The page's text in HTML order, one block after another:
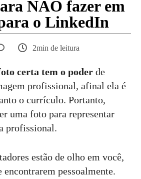
NÃO fazer em
o LinkedIn
2min de leitura
certa tem o poder de
profissional, afinal ela é
o currículo. Portanto,
uma foto para representar
profissional.
estão de olho em você,
encontrarem pessoalmente.